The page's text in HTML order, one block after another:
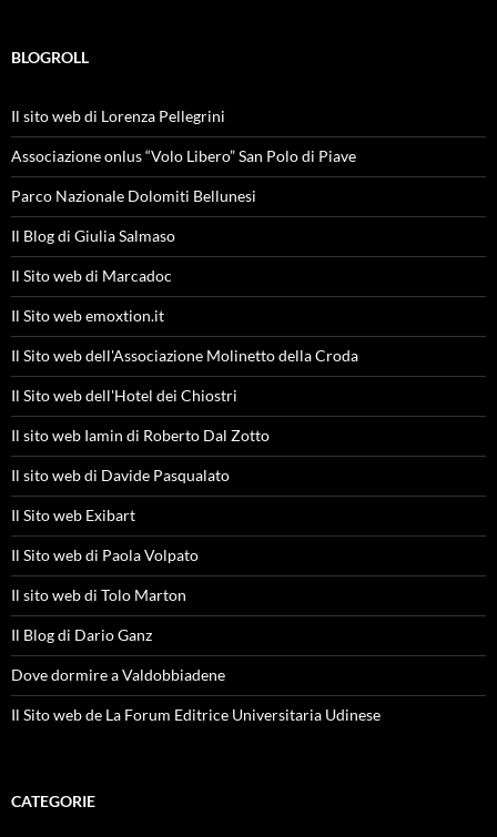
BLOGROLL
Il sito web di Lorenza Pellegrini
Associazione onlus “Volo Libero” San Polo di Piave
Parco Nazionale Dolomiti Bellunesi
Il Blog di Giulia Salmaso
Il Sito web di Marcadoc
Il Sito web emoxtion.it
Il Sito web dell'Associazione Molinetto della Croda
Il Sito web dell'Hotel dei Chiostri
Il sito web Iamin di Roberto Dal Zotto
Il sito web di Davide Pasqualato
Il Sito web Exibart
Il Sito web di Paola Volpato
Il sito web di Tolo Marton
Il Blog di Dario Ganz
Dove dormire a Valdobbiadene
Il Sito web de La Forum Editrice Universitaria Udinese
CATEGORIE